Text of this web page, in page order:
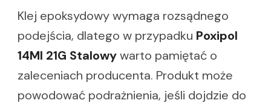
Klej epoksydowy wymaga rozsądnego
podejścia, dlatego w przypadku Poxipol
14Ml 21G Stalowywarto pamiętać o
zaleceniach producenta. Produkt może
powodować podrażnienia, jeśli dojdzie do